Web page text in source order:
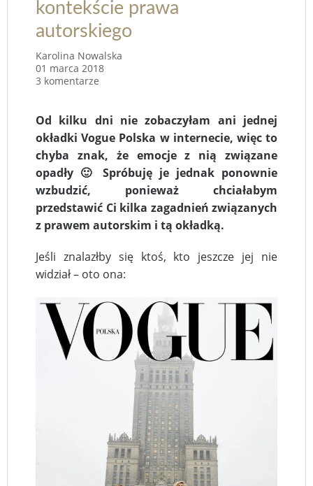
kontekście prawa
autorskiego
Karolina Nowalska
01 marca 2018
3 komentarze
Od kilku dni nie zobaczyłam ani jednej
okładki Vogue Polska w internecie, więc to
chyba znak, że emocje z nią związane
opadły 🙂 Spróbuję je jednak ponownie
wzbudzić, ponieważ chciałabym
przedstawić Ci kilka zagadnień związanych
z prawem autorskim i tą okładką.
Jeśli znalazłby się ktoś, kto jeszcze jej nie
widział – oto ona: